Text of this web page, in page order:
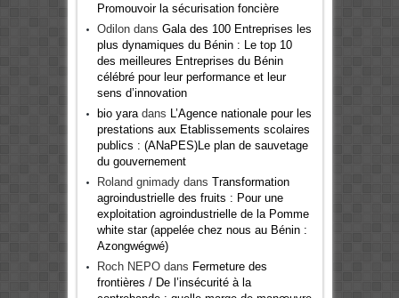
Promouvoir la sécurisation foncière
Odilondans Gala des 100 Entreprises les
plus dynamiques du Bénin : Le top 10
des meilleures Entreprises du Bénin
célébré pour leur performance et leur
sens d’innovation
bio yaradans
L’Agence nationale pour les
prestations aux Etablissements scolaires
publics : (ANaPES)Le plan de sauvetage
du gouvernement
Roland gnimadydans Transformation
agroindustrielle des fruits : Pour une
exploitation agroindustrielle de la Pomme
white star (appelée chez nous au Bénin :
Azongwégwé)
Roch NEPOdans Fermeture des
frontières / De l’insécurité à la